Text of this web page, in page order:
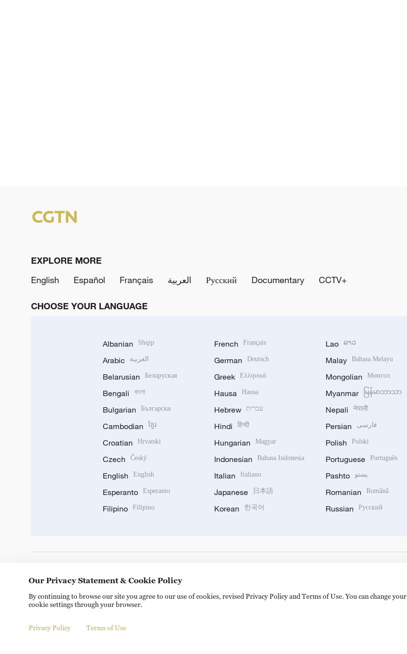
EXPLORE MORE
English
Español Français العربية Русский Documentary CCTV+
CHOOSE YOUR LANGUAGE
Albanian Shqip
Arabic العربية
Belarusian Беларуская
Bengali বাংলা
Bulgarian Български
Cambodian ខ្មែរ
Croatian Hrvatski
Czech Český
English English
Esperanto Esperanto
Filipino Filipino
French Français
German Deutsch
Greek Ελληνικά
Hausa Hausa
Hebrew עברית
Hindi हिन्दी
Hungarian Magyar
Indonesian Bahasa Indonesia
Italian Italiano
Japanese 日本語
Korean 한국어
Lao ລາວ
Malay Bahasa Melayu
Mongolian Монгол
Myanmar မြန်မာဘာသာ
Nepali नेपाली
Persian فارسی
Polish Polski
Portuguese Português
Pashto پښتو
Romanian Română
Russian Русский
© China Radio International.CRI. All Rights Reserved. 16A Shijingshan Road, Beijing, China. 100040
Our Privacy Statement & Cookie Policy
By continuing to browse our site you agree to our use of cookies, revised Privacy Policy and Terms of Use. You can change your
cookie settings through your browser.
Privacy Policy Terms of Use